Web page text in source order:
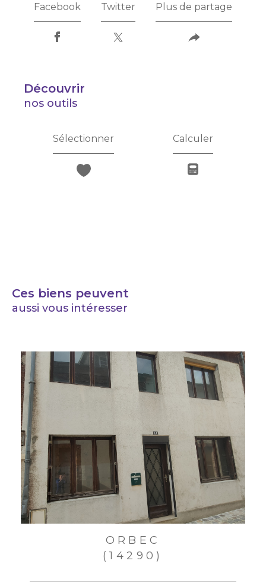
Facebook Twitter Plus de partage
découvrir
nos outils
Sélectionner Calculer
Ces biens peuvent
aussi vous intéresser
ORBEC
(14290)